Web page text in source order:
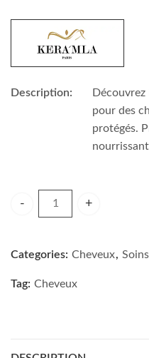
Description:
Découvrez
pour des
protégés.
Categories: Cheveux,
Tag: Cheveux